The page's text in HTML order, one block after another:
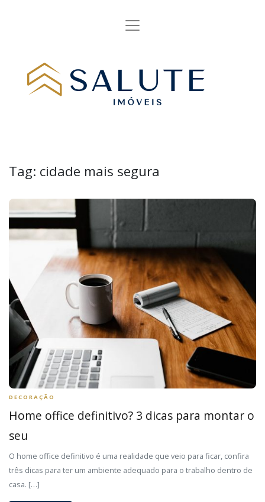
Tag: cidade mais segura
DECORAÇÃO
Home office definitivo? 3 dicas para montar o
seu
O home office definitivo é uma realidade que veio para ficar, confira
três dicas para ter um ambiente adequado para o trabalho dentro de
casa. […]